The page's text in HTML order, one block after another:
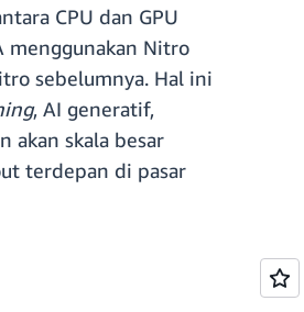
CPU dan GPU
menggunakan Nitro
sebelumnya. Hal ini
, AI generatif,
akan skala besar
terdepan di pasar